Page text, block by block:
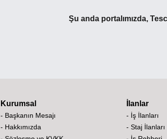
Şu anda portalımızda,
Kurumsal
- Başkanın Mesajı
- Hakkımızda
İlanlar
- İş İlanları
- Staj İlanları